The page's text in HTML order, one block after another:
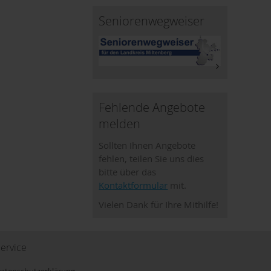
Seniorenwegweiser
Fehlende Angebote
melden
Sollten Ihnen Angebote
fehlen, teilen Sie uns dies
bitte über das
Kontaktformular mit.
Vielen Dank für Ihre Mithilfe!